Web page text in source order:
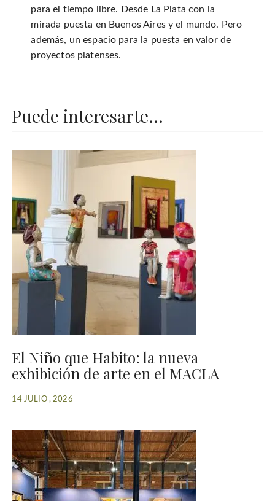
para el tiempo libre. Desde La Plata con la
mirada puesta en Buenos Aires y el mundo. Pero
además, un espacio para la puesta en valor de
proyectos platenses.
Puede interesarte...
El Niño que Habito: la nueva
exhibición de arte en el MACLA
14 JULIO , 2026